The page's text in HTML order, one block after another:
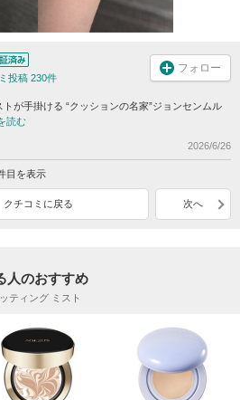
投稿 230件
フォロー
が手掛ける “クッションの名家”ジョンセンムル
読む
2026/6/26
目を表示
クチコミに戻る 次へ
人のおすすめ
ティング ミスト